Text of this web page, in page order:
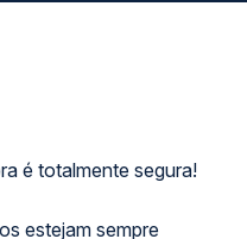
é totalmente segura!
estejam sempre